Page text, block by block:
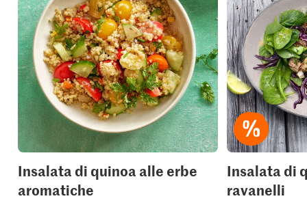
add
it
to
your
collections.
Insalata di quinoa alle erbe
aromatiche
Insalata di
ravanelli